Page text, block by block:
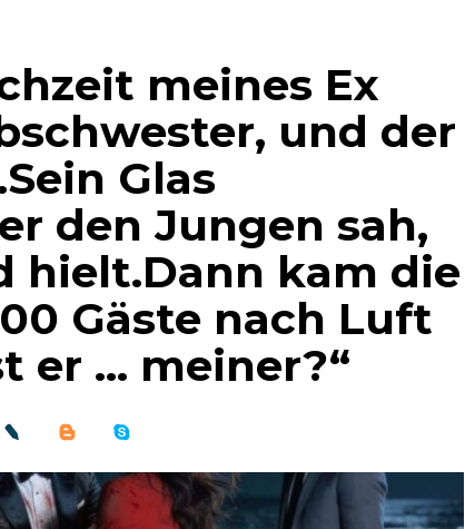
meines Ex
und der
Glas
den Jungen sah,
hielt.Dann kam die
Gäste nach Luft
er … meiner?“